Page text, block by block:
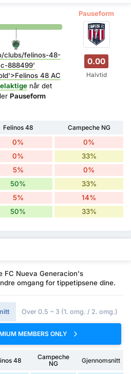
Pauseform
clubs/felinos-48-
888499'
48 AC
når det
Pauseform
0.00
Halvtid
Felinos 48
Campeche NG
0% 0%
0% 33%
5% 0%
50% 33%
5% 14%
50% 33%
FC Nueva Generacion's
omgang for tippetipsene dine.
Over 0.5 ~ 3 (1. omg. / 2. omg.)
MEMBERS ONLY
48
Campeche
NG
Gjennomsnitt